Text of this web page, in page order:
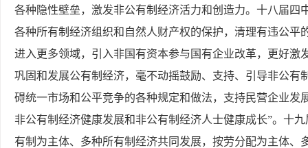
各种隐性壁垒，激发非公有制经济活力和创造力。十八届
各种所有制经济组织和自然人财产权的保护，清理有违公平
进入更多领域，引入非国有资本参与国有企业改革，更好激
巩固和发展公有制经济，毫不动摇鼓励、支持、引导非公有
碍统一市场和公平竞争的各种规定和做法，支持民营企业发
非公有制经济健康发展和非公有制经济人士健康成长”。十
有制为主体、多种所有制经济共同发展，按劳分配为主体